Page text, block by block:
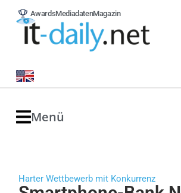
AwardsMediadatenMagazin
Menü
Harter Wettbewerb mit Konkurrenz